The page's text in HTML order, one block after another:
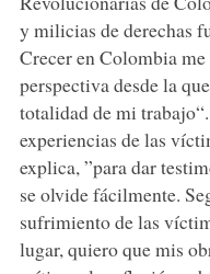
y milicias de derechas
Crecer en Colombia
perspectiva desde la
totalidad de mi trabajo“.
experiencias de las
explica, ”para dar
se olvide fácilmente.
sufrimiento de las
lugar, quiero que mis